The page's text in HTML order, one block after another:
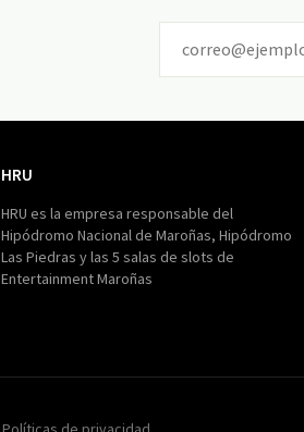
HRU
HRU es la empresa responsable del
Hipódromo Nacional de Maroñas, Hipódromo
Las Piedras y las 5 salas de slots de
Entertainment Maroñas